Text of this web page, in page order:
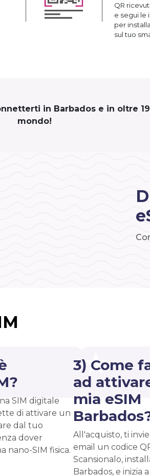
QR
e segui le
per
sul tuo
in Barbados e in oltre
mondo!
SIM digitale
di attivare un
dal tuo
dover
nano-SIM fisica.
3) Come
ad
mia eSIM
All'acquisto, ti
email un codice
Scansionalo,
Barbados, e inizia